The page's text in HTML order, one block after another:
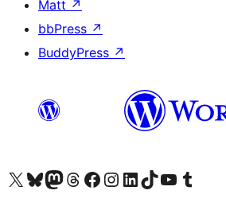
Matt ↗
bbPress ↗
BuddyPress ↗
Visit our X (formerly Twitter) account
ہمارے بلیواسکائی اکاؤنٹ پر جائیں
Visit our Mastodon account
ہمارے ٹھریڈز اکاؤنٹ پر جائیں
Visit our Facebook page
Visit our Instagram account
Visit our LinkedIn account
ہمارے ٹک ٹاک اکاؤنٹ پر جائیں
Visit our YouTube channel
ہمارے ٹمبلر اکاؤنٹ پر جائیں